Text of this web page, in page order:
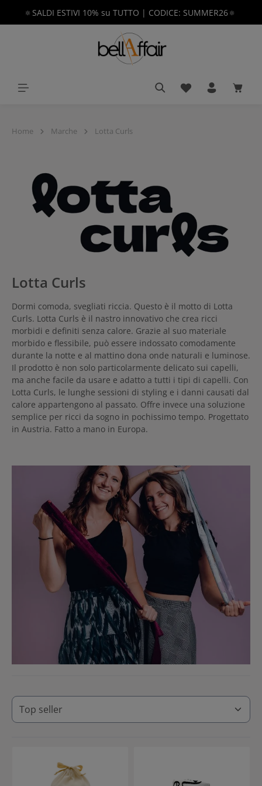
principale
🔅SALDI ESTIVI 10% su TUTTO | CODICE: SUMMER26🔅
Hai 0 articoli nella
Il
Home Marche Lotta Curls
Lotta Curls
Dormi comoda, svegliati riccia. Questo è il motto di Lotta
Curls. Lotta Curls è il nastro innovativo che crea ricci
morbidi e definiti senza calore. Grazie al suo materiale
morbido e flessibile, può essere indossato comodamente
durante la notte e al mattino dona onde naturali e luminose.
Il prodotto è non solo particolarmente delicato sui capelli,
ma anche facile da usare e adatto a tutti i tipi di capelli. Con
Lotta Curls, le lunghe sessioni di styling e i danni causati dal
calore appartengono al passato. Offre invece una soluzione
semplice per ricci da sogno in pochissimo tempo. Progettato
in Austria. Fatto a mano in Europa.